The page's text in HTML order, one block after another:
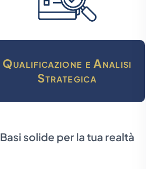
Qualificazione e Analisi
Strategica
Basi solide per la tua realtà